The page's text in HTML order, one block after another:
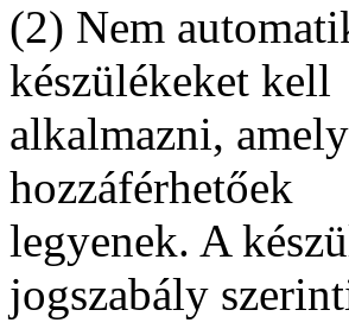
(2) Nem
készülékeket kell
alkalmazni,
hozzáférhetőek
legyenek. A
jogszabály